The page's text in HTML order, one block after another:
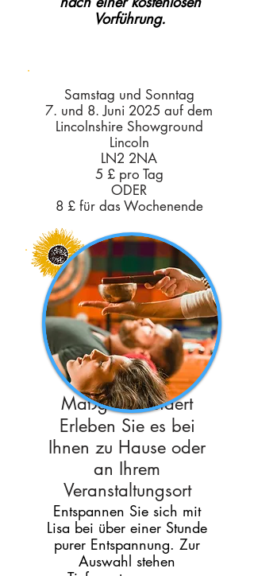
Vorführung.
Samstag und Sonntag
7. und 8. Juni 2025 auf dem
Lincolnshire Showground
Lincoln
LN2 2NA
5 £ pro Tag
ODER
8 £ für das Wochenende
Klangbad
Maßgeschneidert
Erleben Sie es bei
Ihnen zu Hause oder
an Ihrem
Veranstaltungsort
Entspannen Sie sich mit
Lisa bei über einer Stunde
purer Entspannung. Zur
Auswahl stehen